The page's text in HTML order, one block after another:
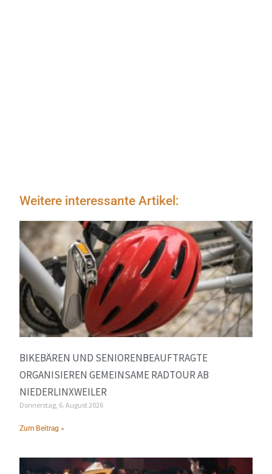
Weitere interessante Artikel:
BIKEBÄREN UND SENIORENBEAUFTRAGTE
ORGANISIEREN GEMEINSAME RADTOUR AB
NIEDERLINXWEILER
Donnerstag, 6. August 2026
Zum Beitrag »